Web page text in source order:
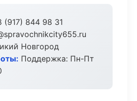
(917) 844 98 31
Новгород
Поддержка: Пн-Пт